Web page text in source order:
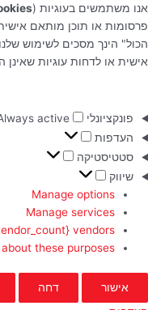
אנו משתמשים בעוגיות (
פרסומות או תוכן מותאם
הכול" הינך מסכים לשימוש
אישית או לדחות עוגיות שאינן
פונקציונלי
active
העדפות
סטטיסטיקה
שיווק
Manage options
Manage services
vendors
these purposes
אישור דחה